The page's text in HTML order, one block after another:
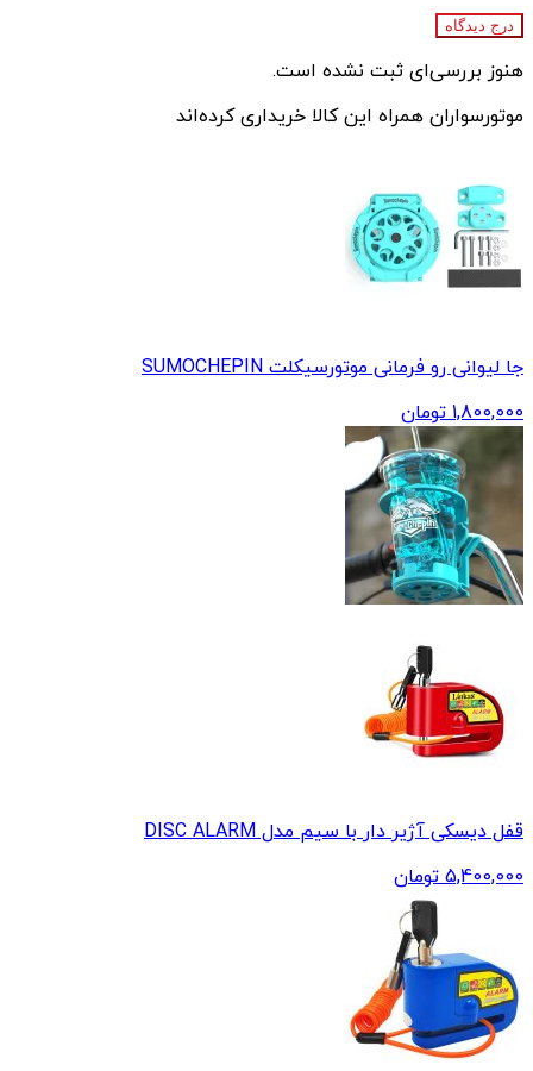
درج دیدگاه
هنوز بررسی‌ای ثبت نشده است.
موتورسواران همراه این کالا خریداری کرده‌اند
جا لیوانی رو فرمانی موتورسیکلت SUMOCHEPIN
1,800,000 تومان
قفل دیسکی آژیر دار با سیم مدل DISC ALARM
5,400,000 تومان